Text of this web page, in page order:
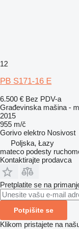
12
PB S171-16 E
6.500 € Bez PDV-a
Građevinska mašina -
2015
955 m/č
Gorivo elektro Nosivost
Poljska, Łazy
mateco podesty
Kontaktirajte prodavca
Pretplatite se na
Potpišite se
Klikom pristajete na